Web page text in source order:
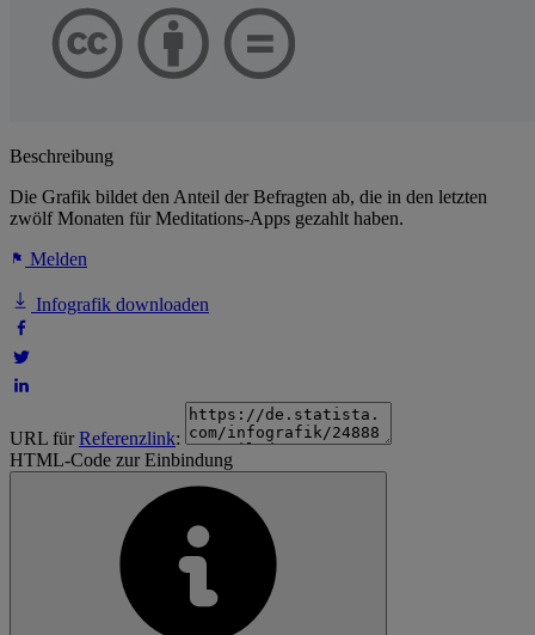
Beschreibung
Die Grafik bildet den Anteil der Befragten ab, die in den letzten
zwölf Monaten für Meditations-Apps gezahlt haben.
Melden
Infografik downloaden
URL fürReferenzlink:
HTML-Code zur Einbindung